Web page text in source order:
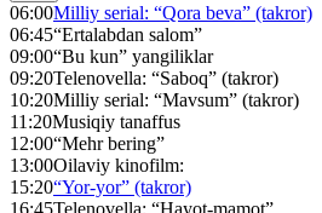
06:00Milliy serial: “Qora beva” (takror)
06:45“Ertalabdan salom”
09:00“Bu kun” yangiliklar
09:20Telenovella: “Saboq” (takror)
10:20Milliy serial: “Mavsum” (takror)
11:20Musiqiy tanaffus
12:00“Mehr bering”
13:00Oilaviy kinofilm:
15:20“Yor-yor” (takror)
16:45Telenovella: “Hayot-mamot”